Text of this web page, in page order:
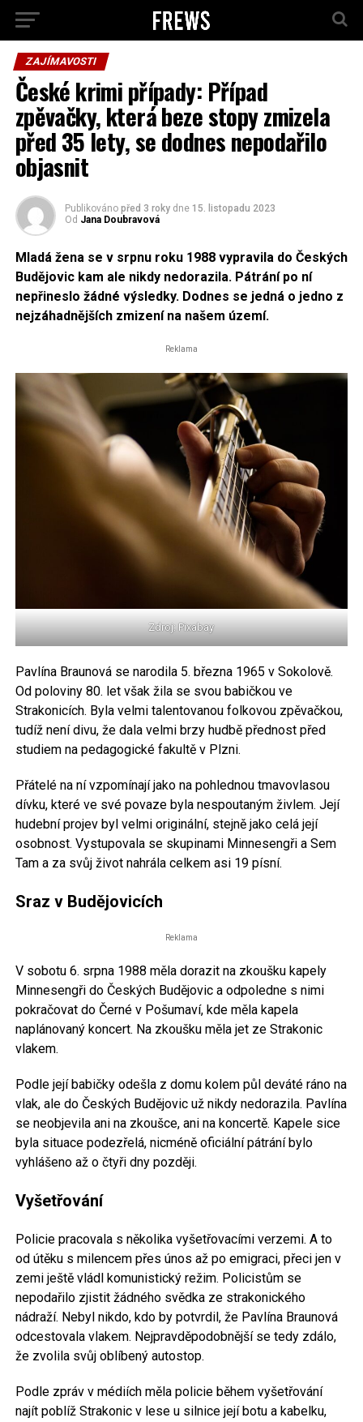
ZAJÍMAVOSTI
České krimi případy: Případ
zpěvačky, která beze stopy zmizela
před 35 lety, se dodnes nepodařilo
objasnit
Publikováno před 3 roky dne 15. listopadu 2023
Od Jana Doubravová
Mladá žena se v srpnu roku 1988 vypravila do Českých
Budějovic kam ale nikdy nedorazila. Pátrání po ní
nepřineslo žádné výsledky. Dodnes se jedná o jedno z
nejzáhadnějších zmizení na našem území.
Reklama
Zdroj: Pixabay
Pavlína Braunová se narodila 5. března 1965 v Sokolově.
Od poloviny 80. let však žila se svou babičkou ve
Strakonicích. Byla velmi talentovanou folkovou zpěvačkou,
tudíž není divu, že dala velmi brzy hudbě přednost před
studiem na pedagogické fakultě v Plzni.
Přátelé na ní vzpomínají jako na pohlednou tmavovlasou
dívku, které ve své povaze byla nespoutaným živlem. Její
hudební projev byl velmi originální, stejně jako celá její
osobnost. Vystupovala se skupinami Minnesengři a Sem
Tam a za svůj život nahrála celkem asi 19 písní.
Sraz v Budějovicích
Reklama
V sobotu 6. srpna 1988 měla dorazit na zkoušku kapely
Minnesengři do Českých Budějovic a odpoledne s nimi
pokračovat do Černé v Pošumaví, kde měla kapela
naplánovaný koncert. Na zkoušku měla jet ze Strakonic
vlakem.
Podle její babičky odešla z domu kolem půl deváté ráno na
vlak, ale do Českých Budějovic už nikdy nedorazila. Pavlína
se neobjevila ani na zkoušce, ani na koncertě. Kapele sice
byla situace podezřelá, nicméně oficiální pátrání bylo
vyhlášeno až o čtyři dny později.
Vyšetřování
Policie pracovala s několika vyšetřovacími verzemi. A to
od útěku s milencem přes únos až po emigraci, přeci jen v
zemi ještě vládl komunistický režim. Policistům se
nepodařilo zjistit žádného svědka ze strakonického
nádraží. Nebyl nikdo, kdo by potvrdil, že Pavlína Braunová
odcestovala vlakem. Nejpravděpodobnější se tedy zdálo,
že zvolila svůj oblíbený autostop.
Podle zpráv v médiích měla policie během vyšetřování
najít poblíž Strakonic v lese u silnice její botu a kabelku,